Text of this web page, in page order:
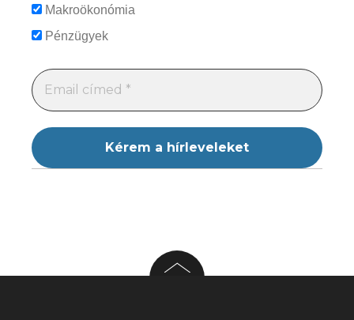
Makroökonómia
Pénzügyek